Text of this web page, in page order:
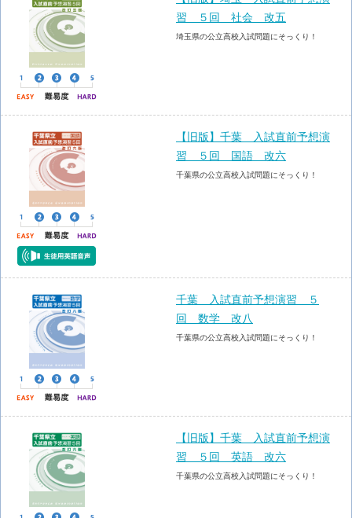
習 ５回 社会 改五
埼玉県の公立高校入試問題にそっくり！
【旧版】千葉 入試直前予想演
習 ５回 国語 改六
千葉県の公立高校入試問題にそっくり！
千葉 入試直前予想演習 ５
回 数学 改八
千葉県の公立高校入試問題にそっくり！
【旧版】千葉 入試直前予想演
習 ５回 英語 改六
千葉県の公立高校入試問題にそっくり！